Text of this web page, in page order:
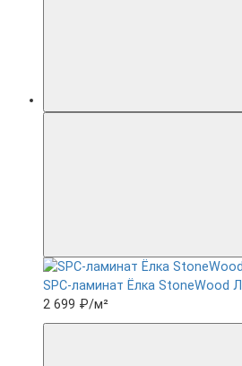
SPC-ламинат Ëлка StoneWood
2 699 ₽/м²